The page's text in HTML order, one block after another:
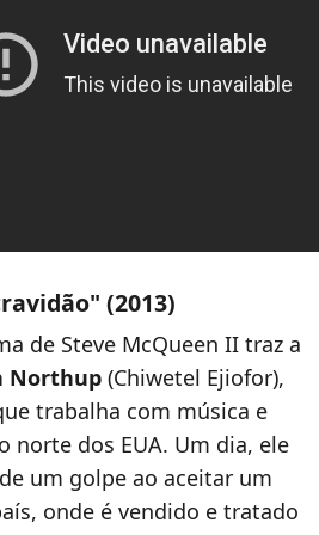
(2013)
de Steve McQueen II traz a
Northup (Chiwetel Ejiofor),
trabalha com música e
norte dos EUA. Um dia, ele
um golpe ao aceitar um
onde é vendido e tratado